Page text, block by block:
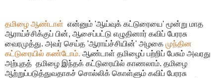
தமிழை ஆண்டாள் என்னும் 'ஆய்வுக் கட்டுரையை' மூன்று மாத
ஆராய்ச்சிக்குப் பின், ஆசைப்பட்டு எழுதினார் கவிப் பேரரசு
வைரமுத்து. அவர் செய்த 'ஆராய்ச்சியின்' அழகை முந்தின
கட்டுரையில் கண்டோம். ஆண்டாள் தமிழைப் பற்றிப் பேசும் அவரது
அற்புதத் தமிழை இந்தக் கட்டுரையில் காணலாம். தமிழை
ஆற்றுப்படுத்துவதாகச் சொல்லிக் கொள்ளும் கவிப் பேரரசு